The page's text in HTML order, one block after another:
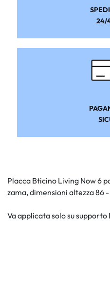
24/
Placca Bticino Living Now 6
zama, dimensioni altezza 86
Va applicata solo su supporto